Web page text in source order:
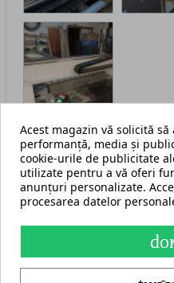
Termeni și
S.C.
Acest magazin vă solicită
performanță, media și
cookie-urile de publicitate
utilizate pentru a vă oferi
anunțuri personalizate.
procesarea datelor